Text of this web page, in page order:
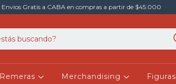
Envios Gratis a CABA en compras a partir de $45.000
Remeras Merchandising Figuras